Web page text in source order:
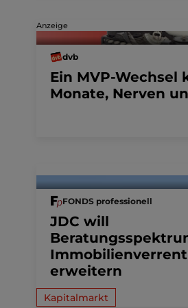
Anzeige
dvb
Ein MVP-Wechsel
Monate, Nerven
FONDS professionell
JDC will
erweitern
Kapitalmarkt